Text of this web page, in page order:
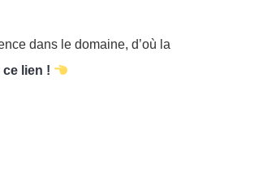
dans le domaine, d’où la
lien !